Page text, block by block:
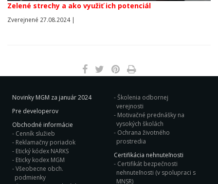
Zelené strechy a ako využiť ich potenciál
Zverejnené 27.08.2024 |
Novinky MGM za január 2024
Pre developerov
Obchodné informácie
Cenník služieb
Reklamačny poriadok
Etický kódex NARKS
Eticky kodex MGM
Všeobecne obch.
podmienky
Školenia odbornej
verejnosti
Motivačné prednášky na
vysokých školách
Ochrana životného
prostredia
Certifikácia nehnuteľnosti
Certifikát bezpečnosti
nehnuteľnosti (v spolupraci s
MNSR)